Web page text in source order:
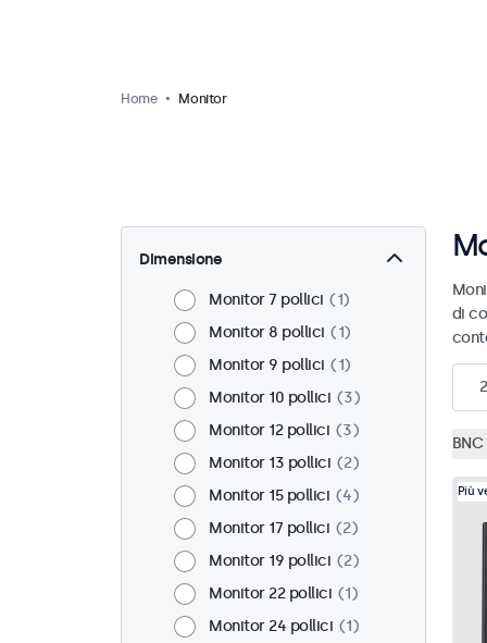
Home Monitor
Dimensione
Monitor 7 pollici
1
Monitor 8 pollici
1
Monitor 9 pollici
1
Monitor 10 pollici
3
Monitor 12 pollici
3
Monitor 13 pollici
2
Monitor 15 pollici
4
Monitor 17 pollici
2
Monitor 19 pollici
2
Monitor 22 pollici
1
Monitor 24 pollici
1
di
Più